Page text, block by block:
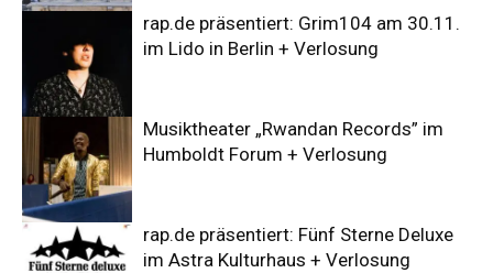
rap.de präsentiert: Grim104 am 30.11.
im Lido in Berlin + Verlosung
Musiktheater „Rwandan Records” im
Humboldt Forum + Verlosung
rap.de präsentiert: Fünf Sterne Deluxe
im Astra Kulturhaus + Verlosung